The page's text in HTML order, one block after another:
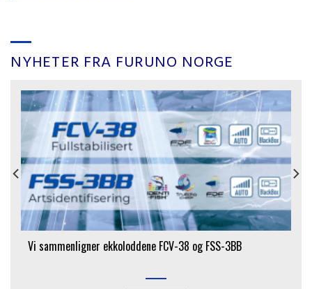
NYHETER FRA FURUNO NORGE
Vi sammenligner ekkoloddene FCV-38 og FSS-3BB